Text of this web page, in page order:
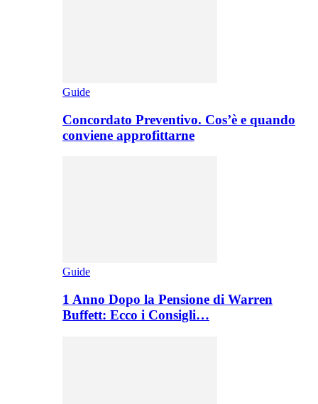
Guide
Concordato Preventivo. Cos’è e quando
conviene approfittarne
Guide
1 Anno Dopo la Pensione di Warren
Buffett: Ecco i Consigli…